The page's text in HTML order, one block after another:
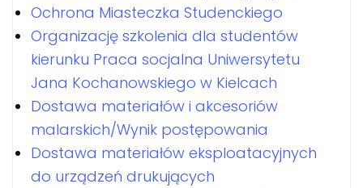
Ochrona Miasteczka Studenckiego
Organizację szkolenia dla studentów
kierunku Praca socjalna Uniwersytetu
Jana Kochanowskiego w Kielcach
Dostawa materiałów i akcesoriów
malarskich/Wynik postępowania
Dostawa materiałów eksploatacyjnych
do urządzeń drukujących